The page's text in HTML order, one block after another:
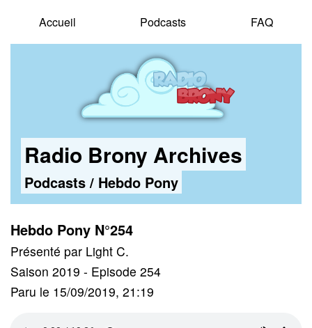
Accueil Podcasts FAQ
Radio Brony Archives
Podcasts/ Hebdo Pony
Hebdo Pony N°254
Présenté par Light C.
Saison 2019 - Episode 254
Paru le 15/09/2019, 21:19